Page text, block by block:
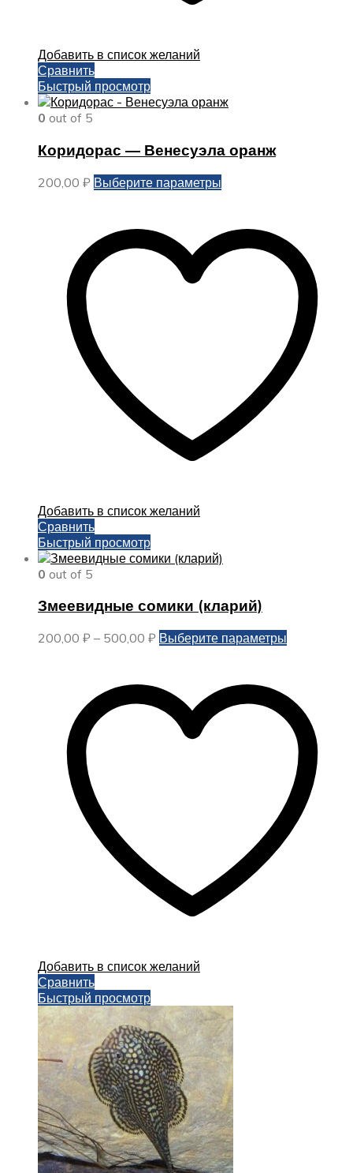
Добавить в список желаний
Сравнить
Быстрый просмотр
0 out of 5
Коридорас — Венесуэла оранж
200,00 ₽ Выберите параметры
несколько
вариаций.
Опции
Добавить в список желаний
Сравнить
Быстрый просмотр
0 out of 5
Змеевидные сомики (кларий)
200,00 ₽ – 500,00 ₽ Диапазон
–
500,00 ₽
Выберите параметры
вариаций.
Опции
можно
выбрать
на
странице
товара.
Добавить в список желаний
Сравнить
Быстрый просмотр